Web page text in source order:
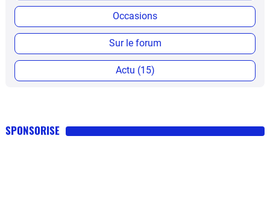
Occasions
Sur le forum
Actu (15)
SPONSORISE